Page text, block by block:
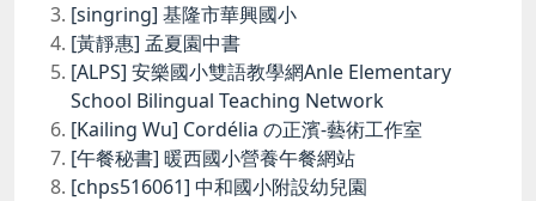
[singring] 基隆市華興國小
[黃靜惠] 孟夏園中書
[ALPS] 安樂國小雙語教學網Anle Elementary
School Bilingual Teaching Network
[Kailing Wu] Cordélia の正濱-藝術工作室
[午餐秘書] 暖西國小營養午餐網站
[chps516061] 中和國小附設幼兒園